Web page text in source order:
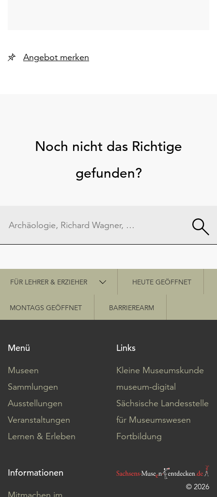
Angebot merken
Noch nicht das Richtige
gefunden?
Schnellzugriff
FÜR LEHRER & ERZIEHER HEUTE GEÖFFNET
MONTAGS GEÖFFNET BARRIEREARM
Menü
Museen
Sammlungen
Ausstellungen
Veranstaltungen
Lernen & Erleben
Links
Kleine Museumskunde
museum-digital
Sächsische Landesstelle
für Museumswesen
Fortbildung
Informationen
Mitmachen im
© 2026